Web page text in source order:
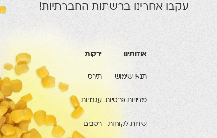
עקבו אחרינו ברשתות החברתיות!
אודותינו
תנאי שימוש
מדיניות פרטיות
שירות לקוחות
ירקות
תירס
עגבניות
רטבים